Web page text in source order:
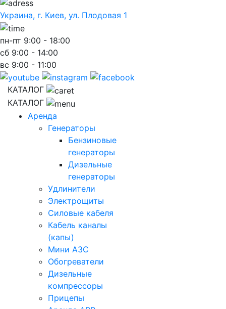
Украина, г. Киев, ул. Плодовая 1
пн-пт 9:00 - 18:00
сб 9:00 - 14:00
вс 9:00 - 11:00
КАТАЛОГ
КАТАЛОГ
Аренда
Генераторы
Бензиновые
генераторы
Дизельные
генераторы
Удлинители
Электрощиты
Силовые кабеля
Кабель каналы
(капы)
Мини АЗС
Обогреватели
Дизельные
компрессоры
Прицепы